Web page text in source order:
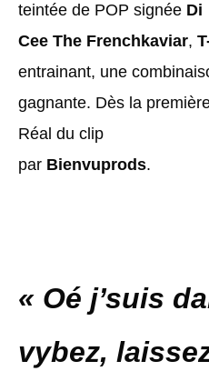
teintée de POP signée Di
Cee The Frenchkaviar,
entrainant, une
gagnante. Dès la
Réal du clip
par Bienvuprods.
« Oé j’suis
vybez,